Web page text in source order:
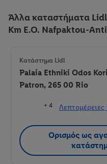
Άλλα καταστήματα
Km E.O. Nafpaktou-
Κατάστημα Lidl
Palaia Ethniki Odos
Patron, 265 00 Rio
+ 4
Ορισμός ως